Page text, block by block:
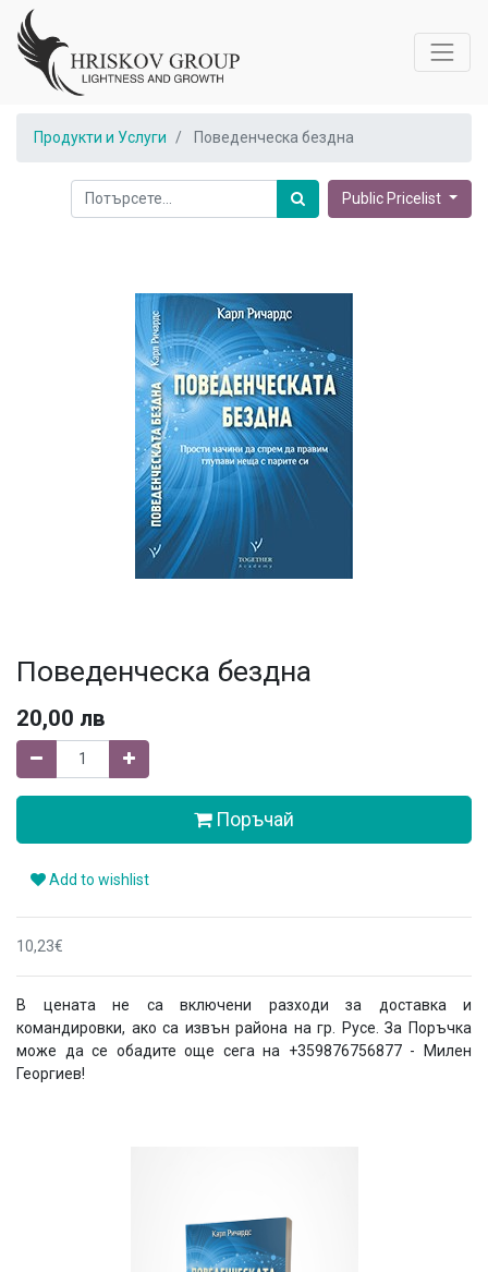
Продукти и Услуги Поведенческа бездна
Public Pricelist
Поведенческа бездна
20,00 лв
Поръчай
Add to wishlist
10,23€
В цената не са включени разходи за доставка и
командировки, ако са извън района на гр. Русе. За Поръчка
може да се обадите още сега на +359876756877 - Милен
Георгиев!